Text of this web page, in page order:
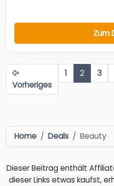
Zum
Vorheriges
1 2 3
Home Deals Beauty
Dieser Beitrag enthält
dieser Links etwas kaufst,